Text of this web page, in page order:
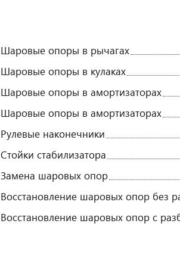
Шаровые опоры в рычагах
Шаровые опоры в кулаках
Шаровые опоры в амортизаторах
Шаровые опоры в амортизаторах
Рулевые наконечники
Стойки стабилизатора
Замена шаровых опор
Восстановление шаровых опор без
Восстановление шаровых опор с